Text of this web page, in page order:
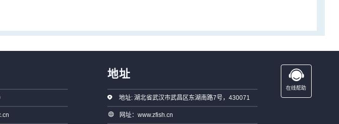
地址
地址: 湖北省武汉市武昌区东湖南路7号，430071
网址：www.zfish.cn
在线帮助